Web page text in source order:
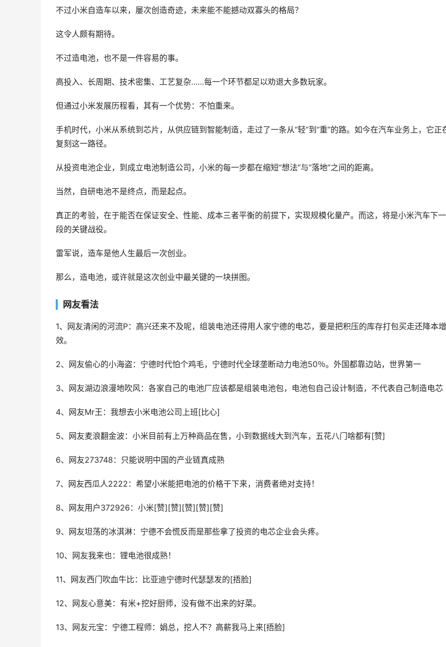
不过小米自造车以来，屡次创造奇迹，未来能不能撼动双寡头的格局？
这令人颇有期待。
不过造电池，也不是一件容易的事。
高投入、长周期、技术密集、工艺复杂……每一个环节都足以劝退大多数玩家。
但通过小米发展历程看，其有一个优势：不怕重来。
手机时代，小米从系统到芯片，从供应链到智能制造，走过了一条从“轻”到“重”的路。如今在汽车业务上，它正
复刻这一路径。
从投资电池企业，到成立电池制造公司，小米的每一步都在缩短“想法”与“落地”之间的距离。
当然，自研电池不是终点，而是起点。
真正的考验，在于能否在保证安全、性能、成本三者平衡的前提下，实现规模化量产。而这，将是小米汽车下
段的关键战役。
雷军说，造车是他人生最后一次创业。
那么，造电池，或许就是这次创业中最关键的一块拼图。
网友看法
1、网友清闲的河流P：高兴还来不及呢，组装电池还得用人家宁德的电芯，要是把积压的库存打包买走还降本增
效。
2、网友偷心的小海盗：宁德时代怕个鸡毛，宁德时代全球垄断动力电池50％。外国都靠边站，世界第一
3、网友湖边浪漫地吹风：各家自己的电池厂应该都是组装电池包，电池包自己设计制造，不代表自己制造电芯
4、网友Mr王：我想去小米电池公司上班[比心]
5、网友麦浪翻金波：小米目前有上万种商品在售，小到数据线大到汽车，五花八门啥都有[赞]
6、网友273748：只能说明中国的产业链真成熟
7、网友西瓜人2222：希望小米能把电池的价格干下来，消费者绝对支持！
8、网友用户372926：小米[赞][赞][赞][赞][赞]
9、网友坦荡的冰淇淋：宁德不会慌反而是那些拿了投资的电芯企业会头疼。
10、网友我来也：锂电池很成熟！
11、网友西门吹血牛比：比亚迪宁德时代瑟瑟发的[捂脸]
12、网友心意美：有米+挖好厨师，没有做不出来的好菜。
13、网友元宝：宁德工程师：娟总，挖人不？高薪我马上来[捂脸]